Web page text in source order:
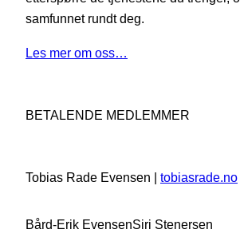
samfunnet rundt deg.
Les mer om oss…
BETALENDE MEDLEMMER
Tobias Rade Evensen | tobiasrade.no
Bård-Erik EvensenSiri Stenersen